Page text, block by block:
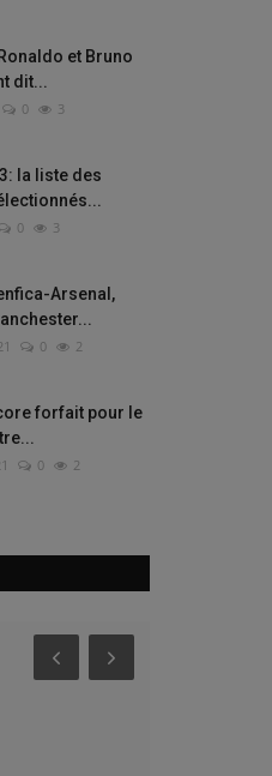
et Bruno
dit...
0 3
la liste des
0 3
Arsenal,
0 2
forfait pour le
0 2